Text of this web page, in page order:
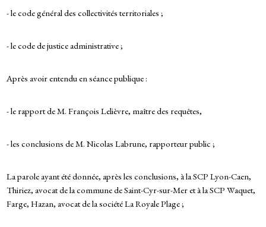
- le code général des collectivités territoriales ;
- le code de justice administrative ;
Après avoir entendu en séance publique :
- le rapport de M. François Lelièvre, maître des requêtes,
- les conclusions de M. Nicolas Labrune, rapporteur public ;
La parole ayant été donnée, après les conclusions, à la SCP Lyon-Caen,
Thiriez, avocat de la commune de Saint-Cyr-sur-Mer et à la SCP Waquet,
Farge, Hazan, avocat de la société La Royale Plage ;